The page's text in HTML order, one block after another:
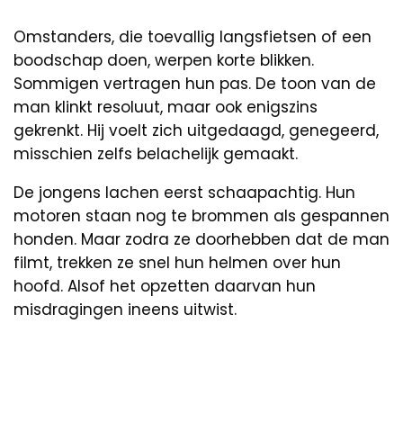
Omstanders, die toevallig langsfietsen of een
boodschap doen, werpen korte blikken.
Sommigen vertragen hun pas. De toon van de
man klinkt resoluut, maar ook enigszins
gekrenkt. Hij voelt zich uitgedaagd, genegeerd,
misschien zelfs belachelijk gemaakt.
De jongens lachen eerst schaapachtig. Hun
motoren staan nog te brommen als gespannen
honden. Maar zodra ze doorhebben dat de man
filmt, trekken ze snel hun helmen over hun
hoofd. Alsof het opzetten daarvan hun
misdragingen ineens uitwist.